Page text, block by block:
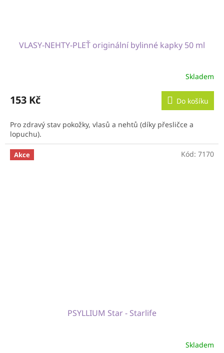
VLASY-NEHTY-PLEŤ originální bylinné kapky 50 ml
Skladem
153 Kč Do košíku
Pro zdravý stav pokožky, vlasů a nehtů (díky přesličce a
lopuchu).
Akce
PSYLLIUM Star - Starlife
Skladem
Kód: 7170